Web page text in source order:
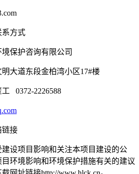
系方式
保护咨询有限公司
大道东段金柏湾小区17#楼
0372-2226588
链接
设项目影响和关注本项目建设的公
环境影响和环境保护措施有关的建议